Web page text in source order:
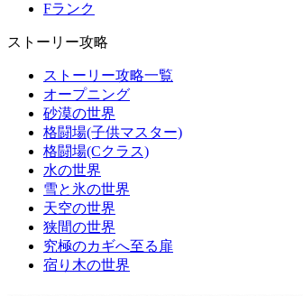
Fランク
ストーリー攻略
ストーリー攻略一覧
オープニング
砂漠の世界
格闘場(子供マスター)
格闘場(Cクラス)
水の世界
雪と氷の世界
天空の世界
狭間の世界
究極のカギへ至る扉
宿り木の世界